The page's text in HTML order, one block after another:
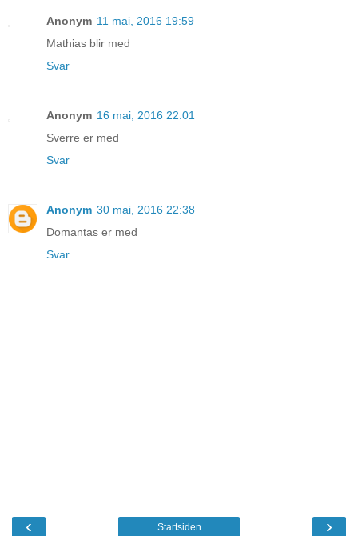
Anonym 11 mai, 2016 19:59
Mathias blir med
Svar
Anonym 16 mai, 2016 22:01
Sverre er med
Svar
Anonym 30 mai, 2016 22:38
Domantas er med
Svar
‹ ›
Startsiden